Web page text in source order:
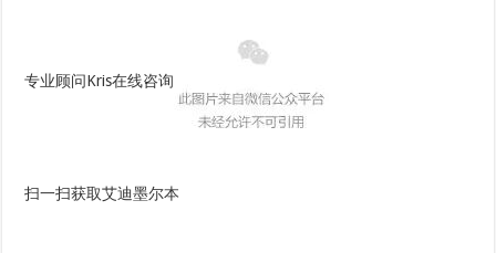
专业顾问Kris在线咨询
扫一扫获取艾迪墨尔本